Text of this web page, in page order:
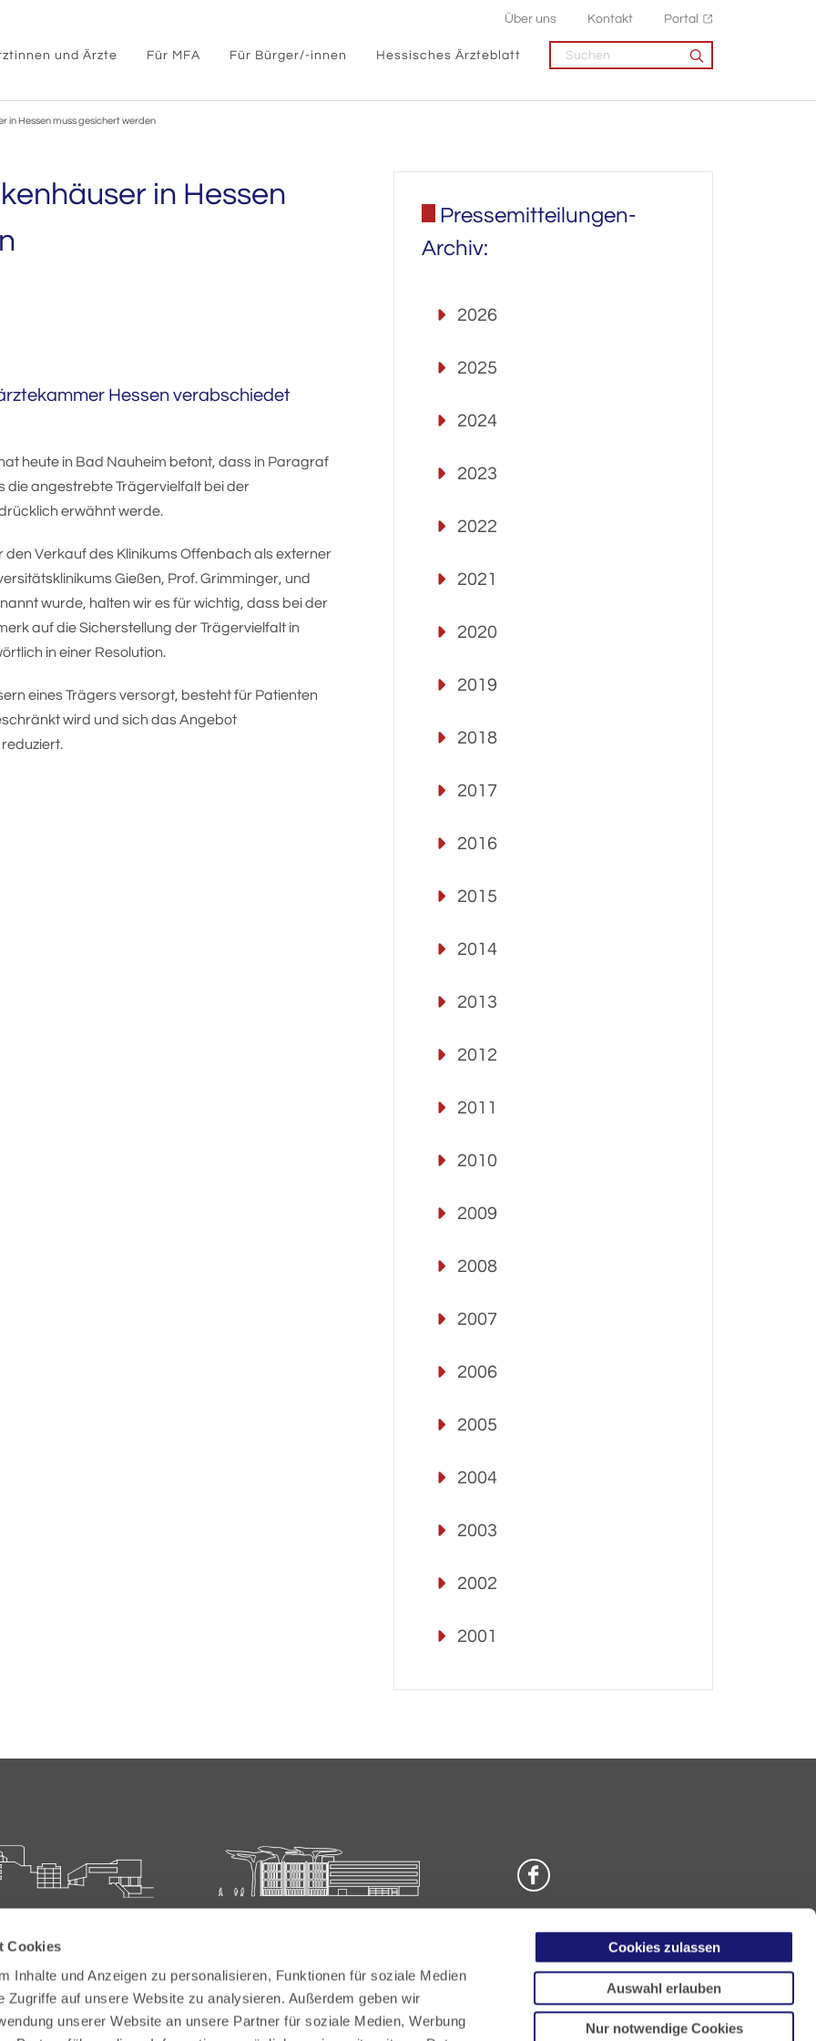
Cookies
Inhalte und Anzeigen zu personalisieren, Funktionen für soziale Medien
Zugriffe auf unsere Website zu analysieren. Außerdem geben wir
unserer Website an unsere Partner für soziale Medien, Werbung
Cookies zulassen
Auswahl erlauben
Nur notwendige Cookies
Über uns Kontakt Portal
und Ärzte Für MFA Für Bürger/-innen Hessisches Ärzteblatt
in Hessen muss gesichert werden
in Hessen
Hessen verabschiedet
heute in Bad Nauheim betont, dass in Paragraf
die angestrebte Trägervielfalt bei der
erwähnt werde.
Verkauf des Klinikums Offenbach als externer
Gießen, Prof. Grimminger, und
wurde, halten wir es für wichtig, dass bei der
auf die Sicherstellung der Trägervielfalt in
in einer Resolution.
eines Trägers versorgt, besteht für Patienten
wird und sich das Angebot
Pressemitteilungen-
Archiv:
2026
2025
2024
2023
2022
2021
2020
2019
2018
2017
2016
2015
2014
2013
2012
2011
2010
2009
2008
2007
2006
2005
2004
2003
2002
2001
Weg 5
Carl-Oelemann-Weg 5